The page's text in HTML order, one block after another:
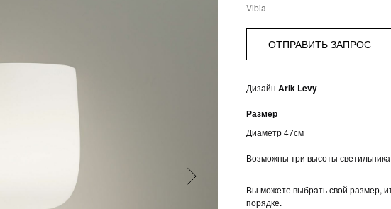
Vibia
ОТПРАВИТЬ ЗАПРОС
Дизайн Arik Levy
Размер
Диаметр 47см
Возможны три высоты
Вы можете выбрать свой размер,
порядке.